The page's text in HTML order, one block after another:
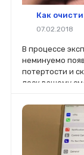
Как
07.02.2018
В процессе
неминуемо
потертости и
лоск вашему